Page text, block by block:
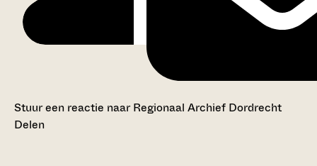
Stuur een reactie naar Regionaal Archief Dordrecht
Delen